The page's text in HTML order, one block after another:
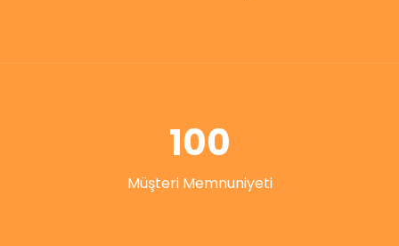
100
Müşteri Memnuniyeti